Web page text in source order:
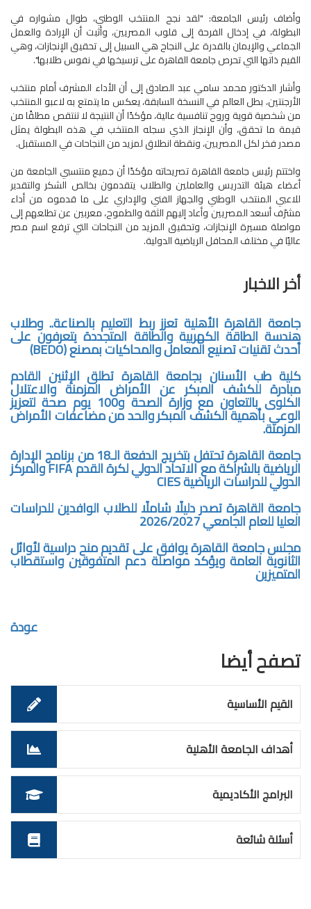
وأضاف رئيس الجامعة: "لقد نجح المنتخب الوطني، طوال مشواره في
البطولة، في إدخال الفرحة إلى قلوب المصريين، وأثبت أن الإرادة والعمل
الجماعي والإيمان بالقدرة على النجاح هي السبيل إلى تحقيق الإنجازات، وهي
القيم ذاتها التي تحرص جامعة القاهرة على ترسيخها في نفوس طلابها".
وأشار الدكتور محمد سامي عبد الصادق إلى أن الأداء المشرف أمام منتخب
الأرجنتين، بطل العالم في النسخة السابقة، يعكس ما يتمتع به لاعبو المنتخب
من شخصية قوية وروح تنافسية عالية، مؤكدًا أن النتيجة لا تنتقص مطلقًا من
قيمة ما تحقق، وأن الإنجاز الذي سجله المنتخب في هذه البطولة يمثل
مصدر فخر لكل المصريين، ونقطة انطلاق لمزيد من النجاحات في المستقبل.
واختتم رئيس جامعة القاهرة تصريحاته مؤكدًا أن جميع منتسبي الجامعة من
أعضاء هيئة التدريس والعاملين والطلاب يتقدمون بخالص الشكر والتقدير
للاعبي المنتخب الوطني والجهاز الفني والإداري على ما قدموه من أداء
مشرّف أسعد المصريين وأعاد إليهم الثقة والطموح، معربين عن تطلعهم إلى
مواصلة مسيرة الإنجازات، وتحقيق المزيد من النجاحات التي ترفع اسم مصر
عاليًا في مختلف المحافل الرياضية الدولية.
أخر الاخبار
جامعة القاهرة الأهلية تعزز ربط التعليم بالصناعة.. وطلاب
هندسة الطاقة الكهربية والطاقة المتجددة يتعرفون على
أحدث تقنيات تصنيع المعامل والمحاكيات بمصنع (BEDO)
كلية طب الأسنان بجامعة القاهرة تطلق الإثنين القادم
مبادرة للكشف المبكر عن الأمراض المزمنة والاعتلال
الكلوى بالتعاون مع وزارة الصحة و100 يوم صحة لتعزيز
الوعي بأهمية الكشف المبكر والحد من مضاعفات الأمراض
المزمنة.
جامعة القاهرة تحتفل بتخريج الدفعة الـ18 من برنامج الإدارة
الرياضية بالشراكة مع الاتحاد الدولي لكرة القدم FIFA والمركز
الدولي للدراسات الرياضية CIES
جامعة القاهرة تصدر دليلًا شاملًا للطلاب الوافدين للدراسات
العليا للعام الجامعي 2026/2027
مجلس جامعة القاهرة يوافق على تقديم منح دراسية لأوائل
الثانوية العامة ويؤكد مواصلة دعم المتفوقين واستقطاب
المتميزين
عودة
تصفح أيضا
القيم الأساسية
أهداف الجامعة الأهلية
البرامج الأكاديمية
أسئلة شائعة